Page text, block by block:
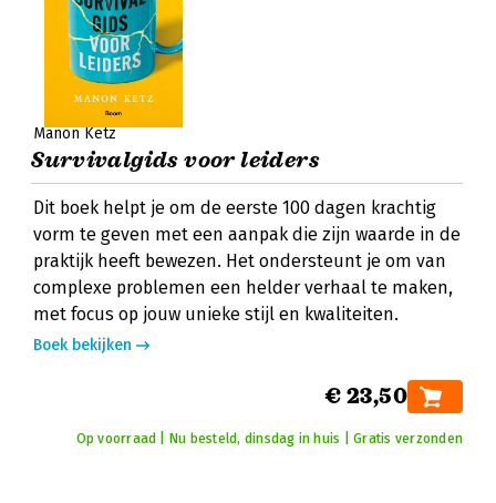
Manon Ketz
Survivalgids voor leiders
Dit boek helpt je om de eerste 100 dagen krachtig
vorm te geven met een aanpak die zijn waarde in de
praktijk heeft bewezen. Het ondersteunt je om van
complexe problemen een helder verhaal te maken,
met focus op jouw unieke stijl en kwaliteiten.
Boek bekijken
€ 23,50
Op voorraad | Nu besteld, dinsdag in huis | Gratis verzonden